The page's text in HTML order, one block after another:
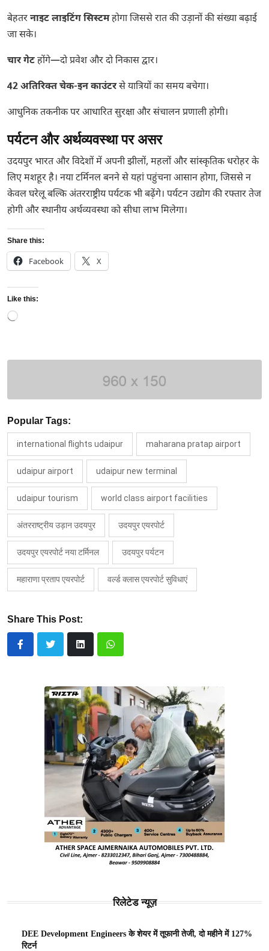
बेहतरनाइट लाइटिंग सिस्टमहोगा जिससे रात की उड़ानों की संख्या बढ़ाई
जा सके।
चार गेटहोंगे—दो प्रवेश और दो निकास द्वार।
42 अतिरिक्त चेक-इन काउंटरसे यात्रियों का समय बचेगा।
आधुनिक तकनीक पर आधारित सुरक्षा और संचालन प्रणाली होगी।
पर्यटन और अर्थव्यवस्था पर असर
उदयपुर भारत और विदेशों में अपनी झीलों, महलों और सांस्कृतिक धरोहर के
लिए मशहूर है। नया टर्मिनल बनने से यहां पहुंचना आसान होगा, जिससे न
केवल घरेलू बल्कि अंतरराष्ट्रीय पर्यटक भी बढ़ेंगे। पर्यटन उद्योग की रफ्तार तेज
होगी और स्थानीय अर्थव्यवस्था को सीधा लाभ मिलेगा।
Share this:
Facebook X
Like this:
Loading…
Popular Tags:
international flights udaipur maharana pratap airport
udaipur airport udaipur new terminal
udaipur tourism world class airport facilities
अंतरराष्ट्रीय उड़ान उदयपुर उदयपुर एयरपोर्ट
उदयपुर एयरपोर्ट नया टर्मिनल उदयपुर पर्यटन
महाराणा प्रताप एयरपोर्ट वर्ल्ड क्लास एयरपोर्ट सुविधाएं
Share This Post:
रिलेटेड न्यूज़
DEE Development Engineers के शेयर में तूफानी तेजी, दो महीने में 127%
रिटर्न